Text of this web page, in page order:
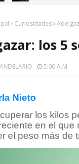
Curiosidades
los 5
5:00 A.m.
Nieto
los kilos
en el que
el peso más de